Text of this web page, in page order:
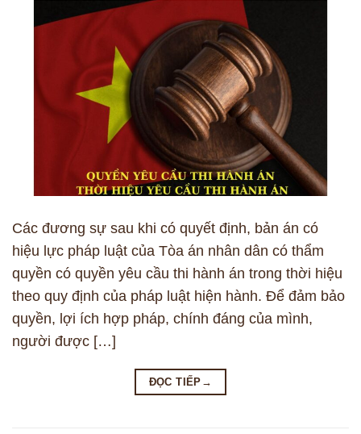
Các đương sự sau khi có quyết định, bản án có
hiệu lực pháp luật của Tòa án nhân dân có thẩm
quyền có quyền yêu cầu thi hành án trong thời hiệu
theo quy định của pháp luật hiện hành. Để đảm bảo
quyền, lợi ích hợp pháp, chính đáng của mình,
người được […]
ĐỌC TIẾP →